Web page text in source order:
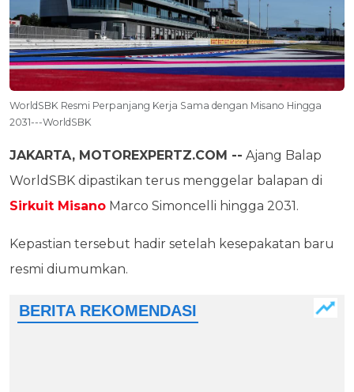
WorldSBK Resmi Perpanjang Kerja Sama dengan Misano Hingga
2031---WorldSBK
JAKARTA, MOTOREXPERTZ.COM -- Ajang Balap
WorldSBK dipastikan terus menggelar balapan di
Sirkuit Misano Marco Simoncelli hingga 2031.
Kepastian tersebut hadir setelah kesepakatan baru
resmi diumumkan.